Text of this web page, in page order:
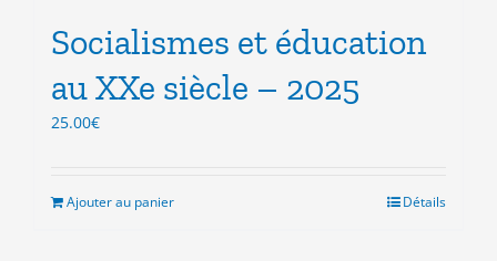
Socialismes et éducation
au XXe siècle – 2025
25.00€
Ajouter au panier Détails